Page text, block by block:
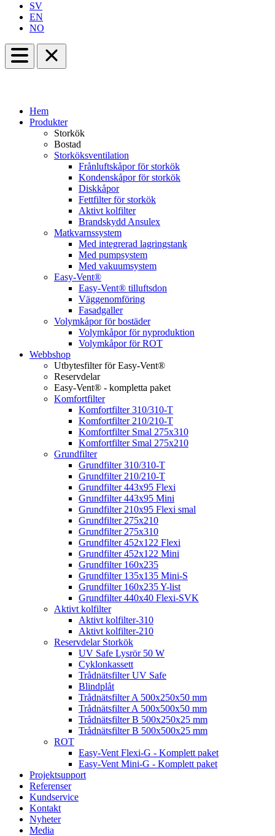
SV
EN
NO
Hem
Produkter
Storkök
Bostad
Storköksventilation
Frånluftskåpor för storkök
Kondenskåpor för storkök
Diskkåpor
Fettfilter för storkök
Aktivt kolfilter
Brandskydd Ansulex
Matkvarnssystem
Med integrerad lagringstank
Med pumpsystem
Med vakuumsystem
Easy-Vent®
Easy-Vent® tilluftsdon
Väggenomföring
Fasadgaller
Volymkåpor för bostäder
Volymkåpor för nyproduktion
Volymkåpor för ROT
Webbshop
Utbytesfilter för Easy-Vent®
Reservdelar
Easy-Vent® - kompletta paket
Komfortfilter
Komfortfilter 310/310-T
Komfortfilter 210/210-T
Komfortfilter Smal 275x310
Komfortfilter Smal 275x210
Grundfilter
Grundfilter 310/310-T
Grundfilter 210/210-T
Grundfilter 443x95 Flexi
Grundfilter 443x95 Mini
Grundfilter 210x95 Flexi smal
Grundfilter 275x210
Grundfilter 275x310
Grundfilter 452x122 Flexi
Grundfilter 452x122 Mini
Grundfilter 160x235
Grundfilter 135x135 Mini-S
Grundfilter 160x235 Y-list
Grundfilter 440x40 Flexi-SVK
Aktivt kolfilter
Aktivt kolfilter-310
Aktivt kolfilter-210
Reservdelar Storkök
UV Safe Lysrör 50 W
Cyklonkassett
Trådnätsfilter UV Safe
Blindplåt
Trådnätsfilter A 500x250x50 mm
Trådnätsfilter A 500x500x50 mm
Trådnätsfilter B 500x250x25 mm
Trådnätsfilter B 500x500x25 mm
ROT
Easy-Vent Flexi-G - Komplett paket
Easy-Vent Mini-G - Komplett paket
Projektsupport
Referenser
Kundservice
Kontakt
Nyheter
Media